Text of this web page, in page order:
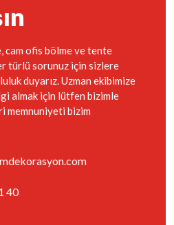
cam ofis bölme ve tente
türlü sorunuz için sizlere
duyarız. Uzman ekibimize
almak için lütfen bizimle
memnuniyeti bizim
40